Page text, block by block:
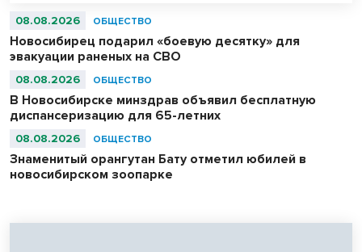
абсолютными чемпионами соревнований.
08.08.2026 ОБЩЕСТВО
Новосибирец подарил «боевую десятку» для
эвакуации раненых на СВО
08.08.2026 ОБЩЕСТВО
В Новосибирске минздрав объявил бесплатную
диспансеризацию для 65-летних
08.08.2026 ОБЩЕСТВО
Знаменитый орангутан Бату отметил юбилей в
новосибирском зоопарке